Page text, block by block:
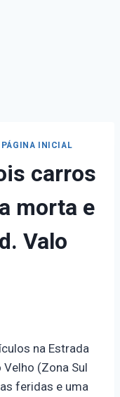
PÁGINA INICIAL
carros
morta e
Valo
na Estrada
(Zona Sul
feridas e uma